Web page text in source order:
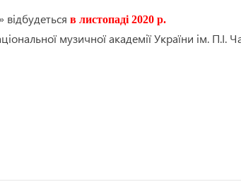
відбудеться в листопаді 2020 р.
музичної академії України ім. П.І.